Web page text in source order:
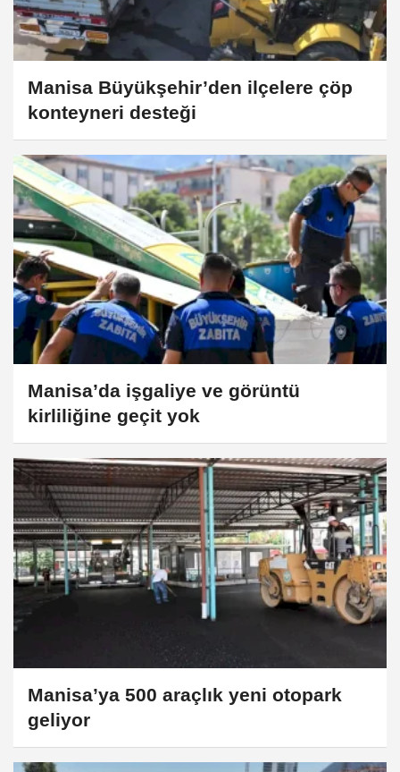
Manisa Büyükşehir’den ilçelere çöp
konteyneri desteği
Manisa’da işgaliye ve görüntü
kirliliğine geçit yok
Manisa’ya 500 araçlık yeni otopark
geliyor